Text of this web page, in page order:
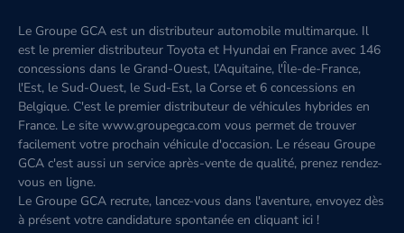
Le Groupe GCA est un distributeur automobile multimarque. Il
est le premier distributeur Toyota et Hyundai en France avec 146
concessions dans le Grand-Ouest, l’Aquitaine, l'Île-de-France,
l'Est, le Sud-Ouest, le Sud-Est, la Corse et 6 concessions en
Belgique. C'est le premier distributeur de véhicules hybrides en
France. Le site www.groupegca.com vous permet de trouver
facilement votre prochain véhicule d'occasion. Le réseau Groupe
GCA c'est aussi un service après-vente de qualité, prenez rendez-
vous en ligne.
Le Groupe GCA recrute, lancez-vous dans l'aventure, envoyez dès
à présent votre candidature spontanée en cliquant ici !